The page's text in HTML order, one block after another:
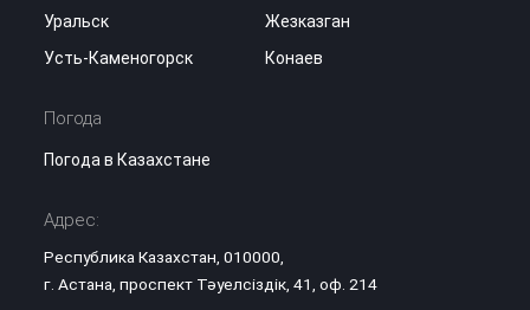
Уральск
Жезказган
Усть-Каменогорск
Конаев
Погода
Погода в Казахстане
Адрес:
Республика Казахстан, 010000,
г. Астана, проспект Тәуелсіздік, 41, оф. 214